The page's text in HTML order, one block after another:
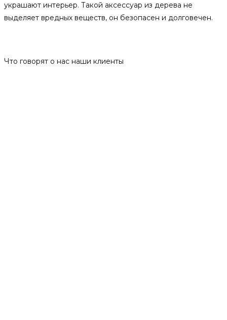
украшают интерьер. Такой аксессуар из дерева не
выделяет вредных веществ, он безопасен и долговечен.
Что говорят о нас наши клиенты